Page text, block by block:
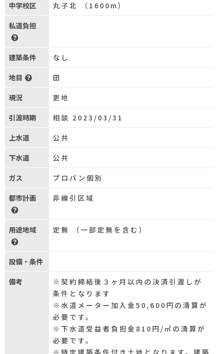
中学校区 丸子北 （1600m）
私道負担
建築条件 なし
地目 田
現況 更地
引渡時期 相談 2023/03/31
上水道 公共
下水道 公共
ガス プロパン個別
都市計画 非線引区域
用途地域 定無 （一部定無を含む）
設備・条件
備考
※契約締結後３ヶ月以内の決済引渡しが
条件となります
※水道メーター加入金50,600円の清算が
必要です。
※下水道受益者負担金810円/㎡の清算が
必要です。
※特定建築条件付き土地となります。建築